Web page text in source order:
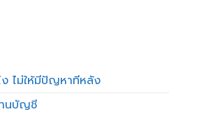
ไม่ให้มีปัญหาทีหลัง
านบัญชี